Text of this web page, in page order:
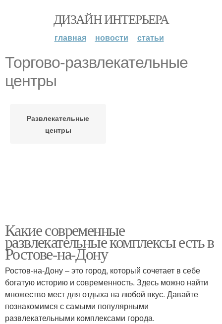
ДИЗАЙН ИНТЕРЬЕРА
главная новости статьи
Торгово-развлекательные
центры
Развлекательные
центры
Какие современные
развлекательные комплексы есть в
Ростове-на-Дону
Ростов-на-Дону – это город, который сочетает в себе
богатую историю и современность. Здесь можно найти
множество мест для отдыха на любой вкус. Давайте
познакомимся с самыми популярными
развлекательными комплексами города.